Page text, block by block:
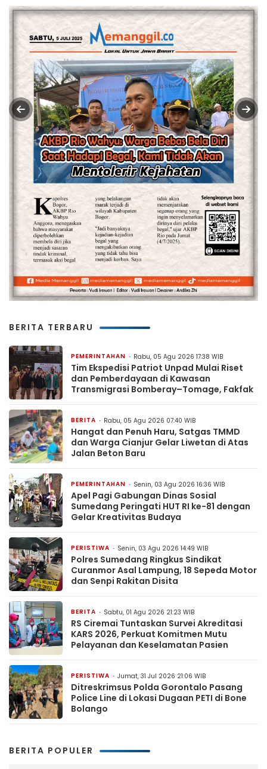
BERITA TERBARU
PEMERINTAHAN Rabu, 05 Agu 2026 17:38 WIB
Tim Ekspedisi Patriot Unpad Mulai Riset
dan Pemberdayaan di Kawasan
Transmigrasi Bomberay–Tomage, Fakfak
BERITA Rabu, 05 Agu 2026 07:40 WIB
Hangat dan Penuh Haru, Satgas TMMD
dan Warga Cianjur Gelar Liwetan di Atas
Jalan Beton Baru
PEMERINTAHAN Senin, 03 Agu 2026 16:36 WIB
Apel Pagi Gabungan Dinas Sosial
Sumedang Peringati HUT RI ke-81 dengan
Gelar Kreativitas Budaya
PERISTIWA Senin, 03 Agu 2026 14:49 WIB
Polres Sumedang Ringkus Sindikat
Curanmor Asal Lampung, 18 Sepeda Motor
dan Senpi Rakitan Disita
BERITA Sabtu, 01 Agu 2026 21:23 WIB
RS Ciremai Tuntaskan Survei Akreditasi
KARS 2026, Perkuat Komitmen Mutu
Pelayanan dan Keselamatan Pasien
PERISTIWA Jumat, 31 Jul 2026 21:06 WIB
Ditreskrimsus Polda Gorontalo Pasang
Police Line di Lokasi Dugaan PETI di Bone
Bolango
BERITA POPULER